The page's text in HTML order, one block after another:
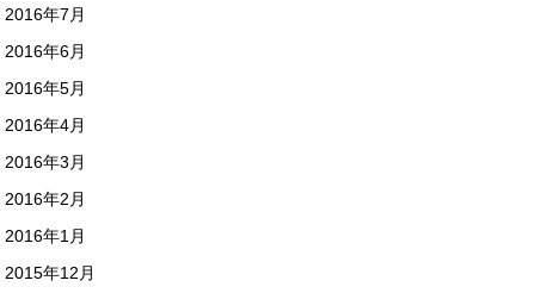
2016年7月
2016年6月
2016年5月
2016年4月
2016年3月
2016年2月
2016年1月
2015年12月